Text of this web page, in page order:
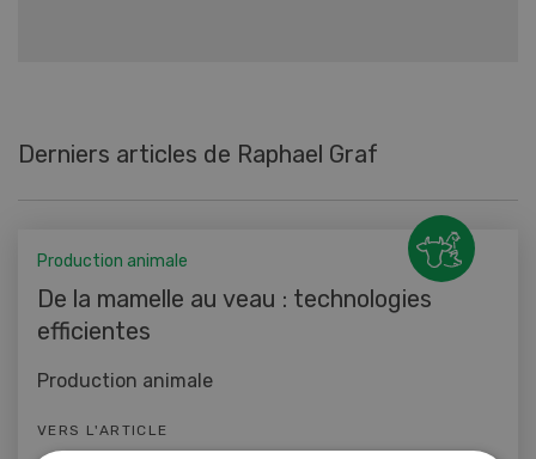
Derniers articles de Raphael Graf
Production animale
De la mamelle au veau : technologies
efficientes
Production animale
VERS L'ARTICLE